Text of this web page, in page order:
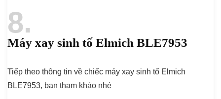
8
Máy xay sinh tố Elmich BLE7953
Tiếp theo thông tin về chiếc máy xay sinh tố Elmich
BLE7953, bạn tham khảo nhé